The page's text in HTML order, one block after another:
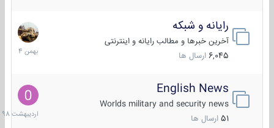
رایانه و شبکه
آخرین خبرها و مطالب رایانه و اینترنتی
6,045 ارسال ها
30
بهمن
1404
English News
Worlds military and security news
51 ارسال ها
10
1398